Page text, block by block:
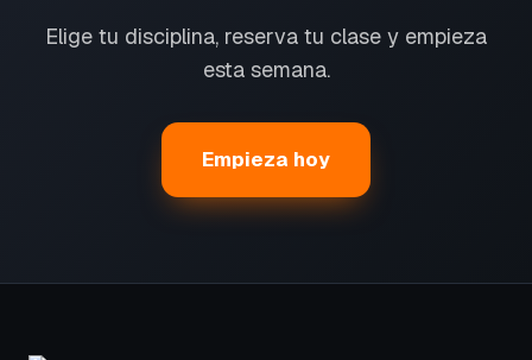
Elige tu disciplina, reserva tu clase y empieza
esta semana.
Empieza hoy